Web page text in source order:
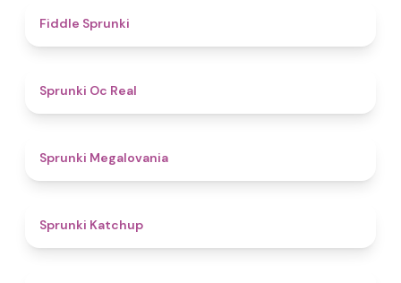
Fiddle Sprunki
Sprunki Oc Real
Sprunki Megalovania
Sprunki Katchup